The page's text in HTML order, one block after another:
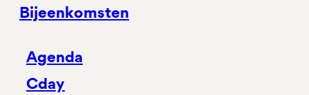
Bijeenkomsten
Agenda
Cday